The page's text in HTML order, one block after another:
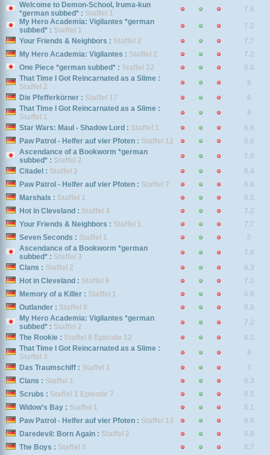
Welcome to Demon-School, Iruma-kun
*german subbed* : Staffel 1
7.6
My Hero Academia: Vigilantes *german
subbed* : Staffel 1
7.2
Your Friends & Neighbors : Staffel 2
7.7
My Hero Academia: Vigilantes : Staffel 2
7.2
One Piece *german subbed* : Staffel 22
8.8
That Time I Got Reincarnated as a Slime :
Staffel 2
8
Die Pfefferkörner : Staffel 17
6
That Time I Got Reincarnated as a Slime :
Staffel 1
8
Star Wars: Maul - Shadow Lord : Staffel 1
8.6
Paw Patrol - Helfer auf vier Pfoten : Staffel 12
6.6
Ascendance of a Bookworm *german
subbed* : Staffel 2
7.8
Citadel : Staffel 2
6.4
Paw Patrol - Helfer auf vier Pfoten : Staffel 7
6.6
Marshals : Staffel 1
6.5
Hot in Cleveland : Staffel 4
7.2
Your Friends & Neighbors : Staffel 1
7.7
Seven Seconds : Staffel 1
0
Ascendance of a Bookworm *german
subbed* : Staffel 3
7.8
Clans : Staffel 2
6.3
Hot in Cleveland : Staffel 6
7.2
Memory of a Killer : Staffel 1
6.9
Outlander : Staffel 8
8.8
My Hero Academia: Vigilantes *german
subbed* : Staffel 2
7.2
The Rookie : Staffel 8 Episode 12
8.1
That Time I Got Reincarnated as a Slime :
Staffel 3
8
Das Traumschiff : Staffel 1
3
Clans : Staffel 1
6.3
Scrubs : Staffel 1 Episode 7
8.5
Widow's Bay : Staffel 1
8.1
Paw Patrol - Helfer auf vier Pfoten : Staffel 13
6.6
Daredevil: Born Again : Staffel 2
8.9
The Boys : Staffel 5 8.7